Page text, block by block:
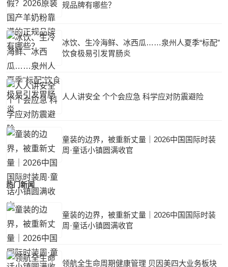
规品牌有哪些？
冰饮、生冷海鲜、冰西瓜……泉州人夏季“标配”
饮食极易引发胃肠炎
人人讲安全 个个会应急 科学应对防震避险
童装的边界，被重新丈量｜2026中国国际时装
周·童话小镇圆满收官
热门新闻
童装的边界，被重新丈量｜2026中国国际时装
周·童话小镇圆满收官
领航全生命周期健康管理 贝因美四大业务板块